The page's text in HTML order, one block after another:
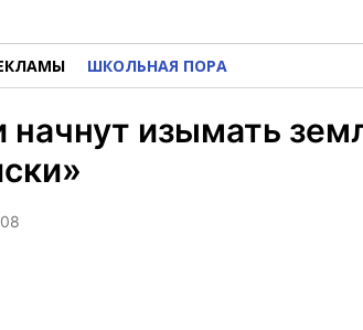
ШКОЛЬНАЯ ПОРА
начнут изымать